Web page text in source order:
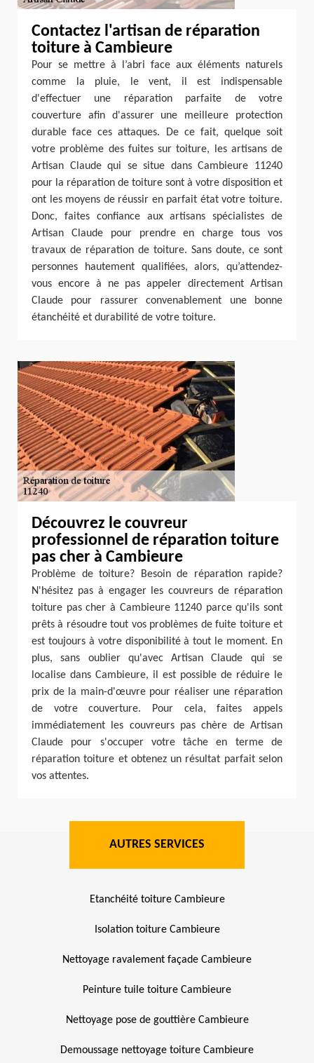
Contactez l'artisan de réparation
toiture à Cambieure
Pour se mettre à l’abri face aux éléments naturels
comme la pluie, le vent, il est indispensable
d'effectuer une réparation parfaite de votre
couverture afin d'assurer une meilleure protection
durable face ces attaques. De ce fait, quelque soit
votre problème des fuites sur toiture, les artisans de
Artisan Claude qui se situe dans Cambieure 11240
pour la réparation de toiture sont à votre disposition et
ont les moyens de réussir en parfait état votre toiture.
Donc, faites confiance aux artisans spécialistes de
Artisan Claude pour prendre en charge tous vos
travaux de réparation de toiture. Sans doute, ce sont
personnes hautement qualifiées, alors, qu’attendez-
vous encore à ne pas appeler directement Artisan
Claude pour rassurer convenablement une bonne
étanchéité et durabilité de votre toiture.
Découvrez le couvreur
professionnel de réparation toiture
pas cher à Cambieure
Problème de toiture? Besoin de réparation rapide?
N'hésitez pas à engager les couvreurs de réparation
toiture pas cher à Cambieure 11240 parce qu'ils sont
prêts à résoudre tout vos problèmes de fuite toiture et
est toujours à votre disponibilité à tout le moment. En
plus, sans oublier qu'avec Artisan Claude qui se
localise dans Cambieure, il est possible de réduire le
prix de la main-d'œuvre pour réaliser une réparation
de votre couverture. Pour cela, faites appels
immédiatement les couvreurs pas chère de Artisan
Claude pour s'occuper votre tâche en terme de
réparation toiture et obtenez un résultat parfait selon
vos attentes.
AUTRES SERVICES
Etanchéité toiture Cambieure
Isolation toiture Cambieure
Nettoyage ravalement façade Cambieure
Peinture tuile toiture Cambieure
Nettoyage pose de gouttière Cambieure
Demoussage nettoyage toiture Cambieure